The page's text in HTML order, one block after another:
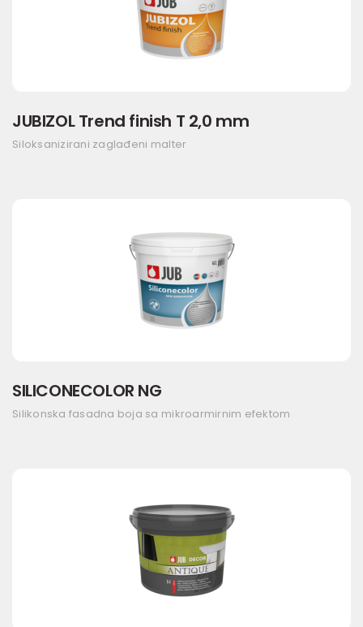
JUBIZOL Trend finish T 2,0 mm
Siloksanizirani zaglađeni malter
SILICONECOLOR NG
Silikonska fasadna boja sa mikroarmirnim efektom